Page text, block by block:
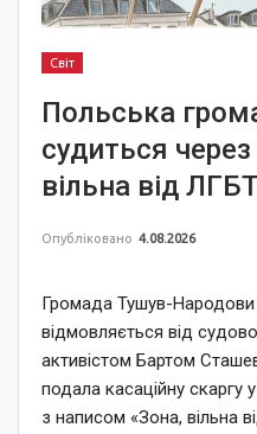
Світ
Польська
судиться
вільна від
Опубліковано 4.08.2026
Громада Тушув-Народови
відмовляється від
активістом Бартом
подала касаційну скаргу
з написом «Зона, вільна